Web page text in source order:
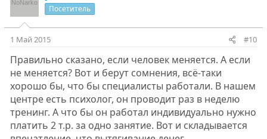
Посетитель
1 Май 2015 #10
Правильно сказано, если человек меняется. А если
не меняется? Вот и берут сомнения, всё-таки
хорошо бы, что бы специалисты работали. В нашем
центре есть психолог, он проводит раз в неделю
тренинг. А что бы он работал индивидуально нужно
платить 2 т.р. за одно занятие. Вот и складывается